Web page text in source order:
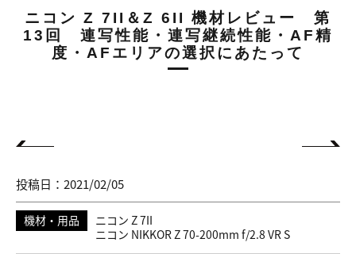
ニコン Z 7II＆Z 6II 機材レビュー 第
13回 連写性能・連写継続性能・AF精
度・AFエリアの選択にあたって
投稿日：2021/02/05
機材・用品
ニコン Z 7II
ニコン NIKKOR Z 70-200mm f/2.8 VR S